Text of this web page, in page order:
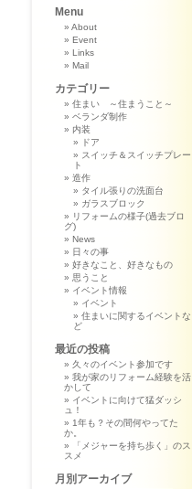
Menu
About
Event
Links
Mail
カテゴリー
住まい ～住まうこと～
ベランダ制作
内装
ドア
スイッチ＆スイッチプレー
ト
造作
タイル張りの洗面台
ガラスブロック
リフォームの様子(過去ブロ
グ)
News
日々の事
好きなこと、好きなもの
思うこと
イベント情報
イベント
住まいに関するイベントな
ど
最近の投稿
久々のイベント参加です
我が家のリフォーム経験を活
かして
イベントに向けて猛ダッシ
ュ！
1年も？その間何やってた
か。
「メジャーを持ち歩く」のス
スメ
月別アーカイブ